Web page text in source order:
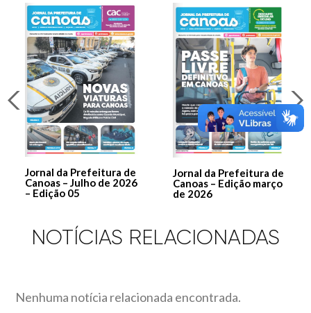
Jornal da Prefeitura de
Canoas – Julho de 2026
– Edição 05
Jornal da Prefeitura de
Canoas – Edição março
de 2026
NOTÍCIAS RELACIONADAS
Nenhuma notícia relacionada encontrada.